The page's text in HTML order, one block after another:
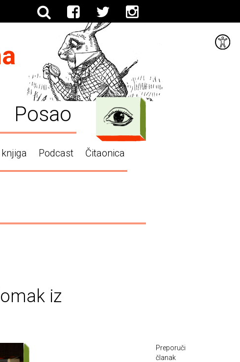
Posao
Podcast Čitaonica
iz
Preporuči
članak